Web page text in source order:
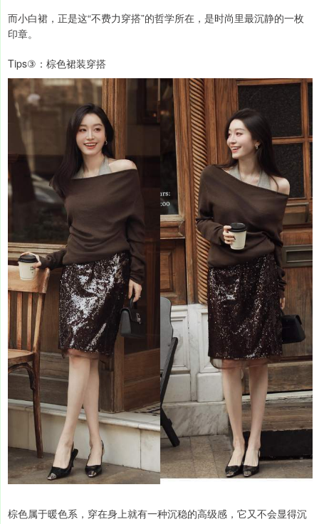
而小白裙，正是这“不费力穿搭”的哲学所在，是时尚里最沉静的一枚
印章。
Tips③：棕色裙装穿搭
棕色属于暖色系，穿在身上就有一种沉稳的高级感，它又不会显得沉